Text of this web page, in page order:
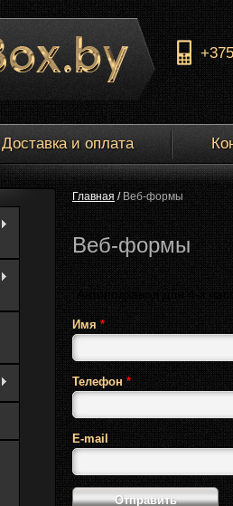
Доставка и оплата
Главная/ Веб-формы
Веб-формы
Название товара
Имя*
Телефон*
E-mail